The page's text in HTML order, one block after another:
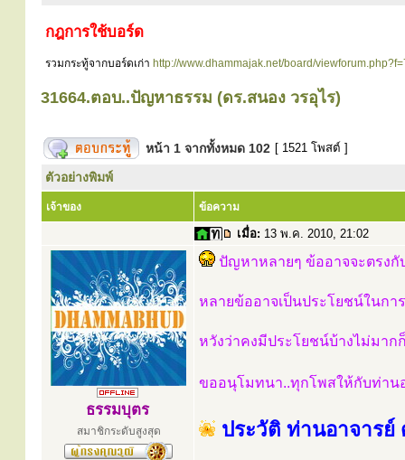
กฎการใช้บอร์ด
รวมกระทู้จากบอร์ดเก่า http://www.dhammajak.net/board/
31664.ตอบ..ปัญหาธรรม (ดร.สนอง วรอุไร)
หน้า 1 จากทั้งหมด 102 [ 1521 โพสต์ ]
ตัวอย่างพิมพ์
เจ้าของ ข้อความ
เมื่อ: 13 พ.ค. 2010, 21:02
ธรรมบุตร
สมาชิกระดับสูงสุด
ปัญหาหลายๆ ข้ออาจจะตรงกั
หลายข้ออาจเป็นประโยชน์ในก
หวังว่าคงมีประโยชน์บ้างไม่มา
ขออนุโมทนา..ทุกโพสให้กับท่าน
ประวัติ ท่านอาจารย์